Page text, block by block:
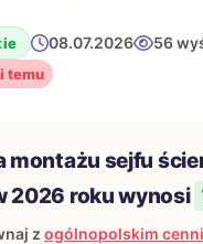
08.07.2026 56
temu
montażu sejfu
2026 roku wynosi
z ogólnopolskim